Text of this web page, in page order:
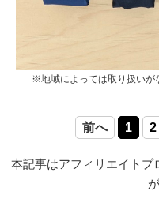
※地域によっては取り扱いが
前へ 1 2
本記事はアフィリエイトプ